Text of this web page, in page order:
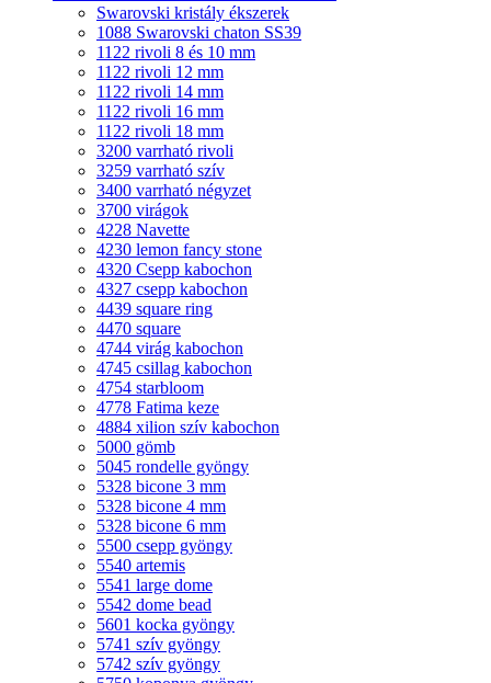
Swarovski kristály ékszerek
1088 Swarovski chaton SS39
1122 rivoli 8 és 10 mm
1122 rivoli 12 mm
1122 rivoli 14 mm
1122 rivoli 16 mm
1122 rivoli 18 mm
3200 varrható rivoli
3259 varrható szív
3400 varrható négyzet
3700 virágok
4228 Navette
4230 lemon fancy stone
4320 Csepp kabochon
4327 csepp kabochon
4439 square ring
4470 square
4744 virág kabochon
4745 csillag kabochon
4754 starbloom
4778 Fatima keze
4884 xilion szív kabochon
5000 gömb
5045 rondelle gyöngy
5328 bicone 3 mm
5328 bicone 4 mm
5328 bicone 6 mm
5500 csepp gyöngy
5540 artemis
5541 large dome
5542 dome bead
5601 kocka gyöngy
5741 szív gyöngy
5742 szív gyöngy